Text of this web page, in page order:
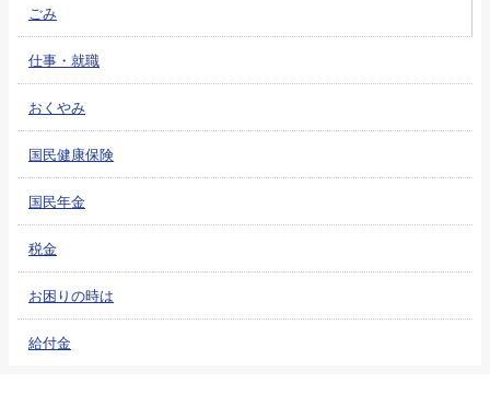
ごみ
仕事・就職
おくやみ
国民健康保険
国民年金
税金
お困りの時は
給付金